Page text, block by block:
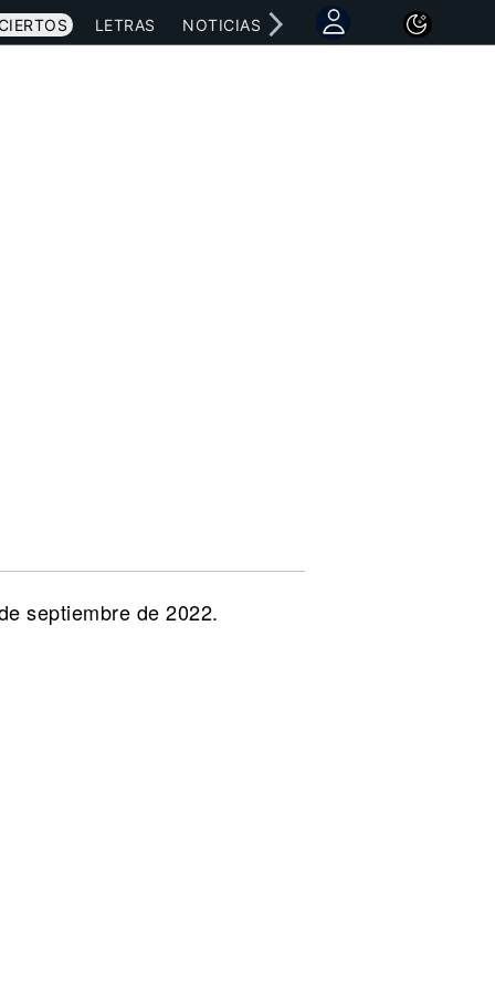
LETRAS NOTICIAS
septiembre de 2022.